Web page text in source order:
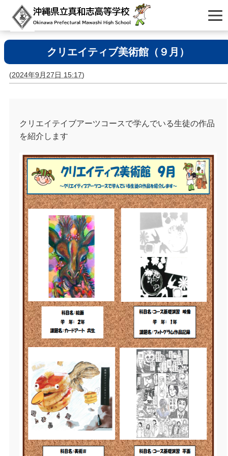
クリエイティブ美術館（９月）
(2024年9月27日 15:17)
クリエイテイブアーツコースで学んでいる生徒の作品
を紹介します